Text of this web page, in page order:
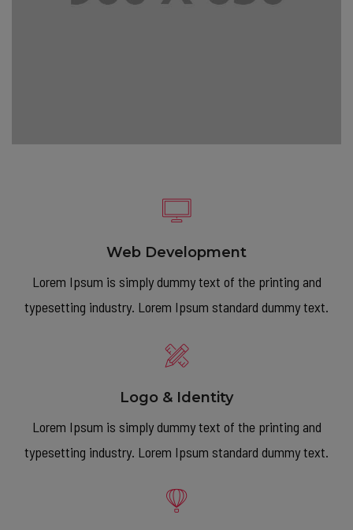
Web Development
Lorem Ipsum is simply dummy text of the printing and
typesetting industry. Lorem Ipsum standard dummy text.
Logo & Identity
Lorem Ipsum is simply dummy text of the printing and
typesetting industry. Lorem Ipsum standard dummy text.